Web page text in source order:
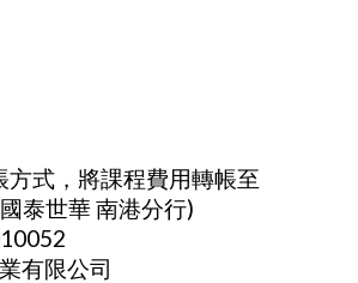
方式，將課程費用轉帳至
泰世華 南港分行)
有限公司